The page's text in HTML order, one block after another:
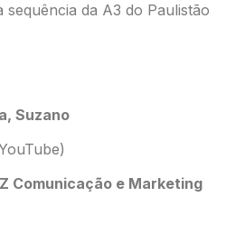
da A3 do Paulistão
Suzano
Comunicação e Marketing